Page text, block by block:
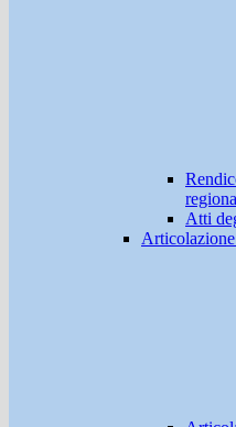
Atti